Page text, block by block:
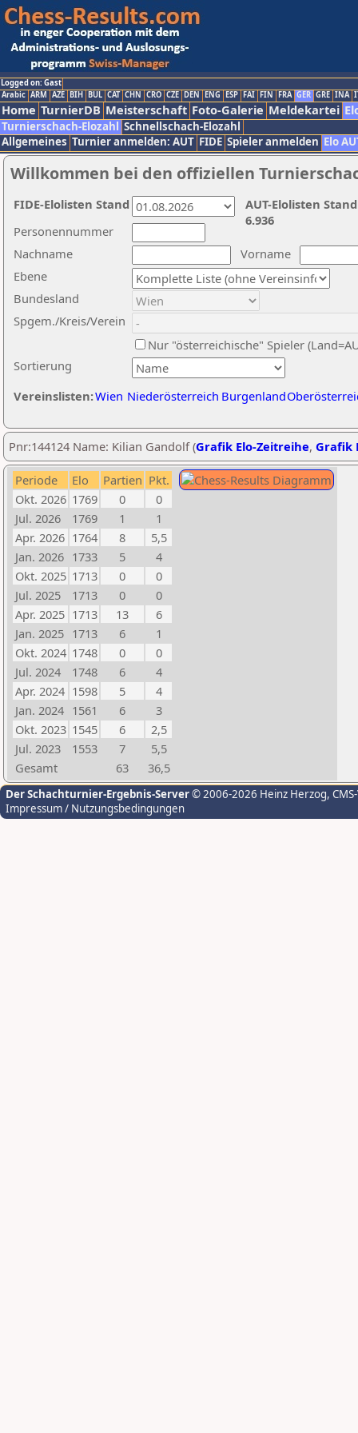
Logged on: Gast
Arabic ARM AZE BIH BUL CAT CHN CRO CZE DEN ENG ESP FAI FIN FRA GER GRE INA
Home TurnierDB Meisterschaft Foto-Galerie Meldekartei
Turnierschach-Elozahl Schnellschach-Elozahl
Allgemeines Turnier anmelden: AUT FIDE Spieler anmelden Elo
Willkommen bei den offiziellen
Nachname
Vorname
Ebene
Sortierung
Personennummer
Bundesland
Spgem./Kreis/Verein
Nur "österreichische" Spieler
Vereinslisten:Wien Niederösterreich Burgenland
AUT-Elolisten
6.936
FIDE-Elolisten Stand
Pnr:144124 Name: Kilian Gandolf (Grafik Elo-Zeitreihe, Grafik
Periode Elo Partien Pkt.
Okt. 2026 1769 0
0
Jul. 2026
1769 1
1
Apr. 2026 1764 8
5,5
Jan. 2026 1733 5
4
Okt. 2025 1713 0
0
Jul. 2025
1713 0
0
Apr. 2025 1713 13
6
Jan. 2025 1713 6
1
Okt. 2024 1748 0
0
Jul. 2024
1748 6
4
Apr. 2024 1598 5
4
Jan. 2024 1561 6
3
Okt. 2023 1545 6
2,5
Jul. 2023
1553 7
5,5
Gesamt
63 36,5
Der Schachturnier-Ergebnis-Server© 2006-2026 Heinz Herzog,
Impressum / Nutzungsbedingungen